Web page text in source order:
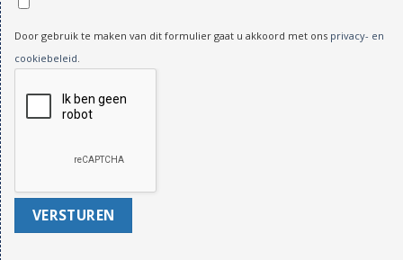
Door gebruik te maken van dit formulier gaat u akkoord met ons privacy- en
cookiebeleid